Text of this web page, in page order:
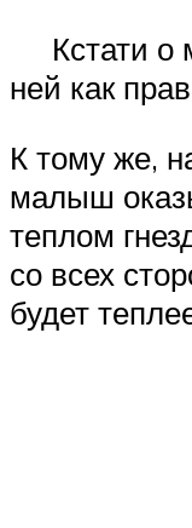
Кстати о
ней как
К тому же,
малыш
теплом
со всех
будет